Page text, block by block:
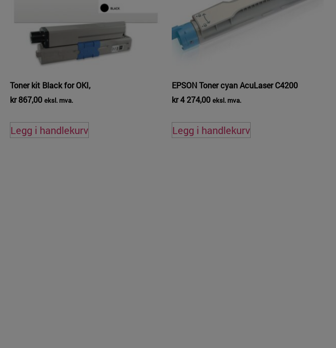
Toner kit Black for OKI,
kr867,00 eksl. mva.
Legg i handlekurv
EPSON Toner cyan AcuLaser C4200
kr4 274,00 eksl. mva.
Legg i handlekurv